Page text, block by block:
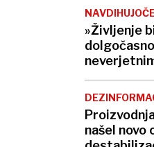
»Življenje
podrla
našel novo